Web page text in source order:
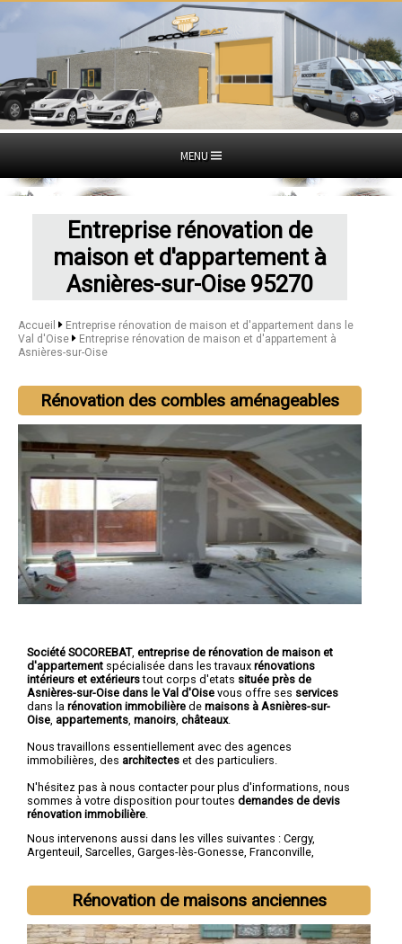
MENU
Entreprise rénovation de
maison et d'appartement à
Asnières-sur-Oise 95270
Accueil
Entreprise rénovation de maison et d'appartement dans le
Val d'Oise
Entreprise rénovation de maison et d'appartement à
Asnières-sur-Oise
Rénovation des combles aménageables
Société SOCOREBAT, entreprise de rénovation de maison et
d'appartement spécialisée dans les travaux rénovations
intérieurs et extérieurstout corps d'etats située près de
Asnières-sur-Oise dans le Val d'Oise vous offre ses services
dans la rénovation immobilière de maisons à Asnières-sur-
Oise appartements manoirs châteaux.
Nous travaillons essentiellement avec des agences
immobilières, des architectes et des particuliers.
N'hésitez pas à nous contacter pour plus d'informations, nous
sommes à votre disposition pour toutes demandes de devis
rénovation immobilière
Nous intervenons aussi dans les villes suivantes : Cergy,
Argenteuil , Sarcelles, Garges-lès-Gonesse, Franconville,
Rénovation de maisons anciennes